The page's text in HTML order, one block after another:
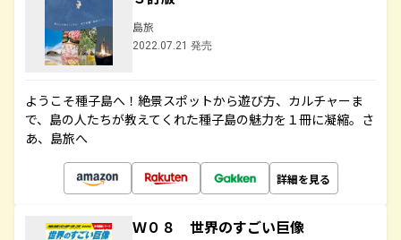
島旅
2022.07.21 発売
ようこそ種子島へ！絶景スポットから遊び方、カルチャーま
で、島の人たちが教えてくれた種子島の魅力を１冊に凝縮。さ
あ、島旅へ
詳細を見る
Ｗ０８ 世界のすごい巨像